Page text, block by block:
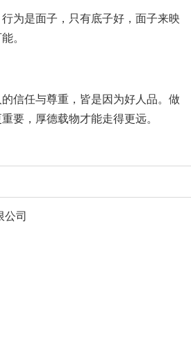
为是面子，只有底子好，面子来映
。
信任与尊重，皆是因为好人品。做
要，厚德载物才能走得更远。
公司